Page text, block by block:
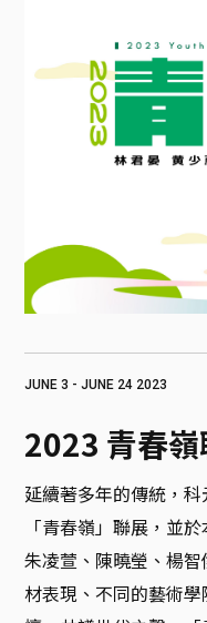
JUNE 3 - JUNE 24 2023
2023 青春
延續著多年的傳統，
「青春嶺」聯展，並
朱凌萱、陳曉瑩、楊
材表現、不同的藝術